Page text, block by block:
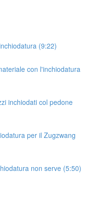
(9:22)
con l'inchiodatura
inchiodati col pedone
per il Zugzwang
non serve (5:50)